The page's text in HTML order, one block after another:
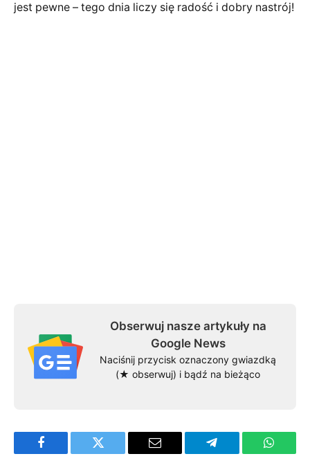
jest pewne – tego dnia liczy się radość i dobry nastrój!
Obserwuj nasze artykuły na
Google News
Naciśnij przycisk oznaczony gwiazdką
(★ obserwuj) i bądź na bieżąco
Facebook Twitter Email Telegram